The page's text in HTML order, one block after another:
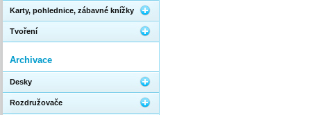
Karty, pohlednice, zábavné knížky
Tvoření
Archivace
Desky
Rozdružovače